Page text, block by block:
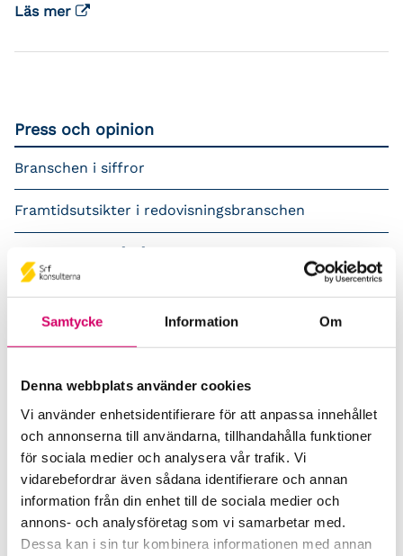
Samtycke Information Om
Denna webbplats använder cookies
Vi använder enhetsidentifierare för att anpassa innehållet
och annonserna till användarna, tillhandahålla funktioner
för sociala medier och analysera vår trafik. Vi
vidarebefordrar även sådana identifierare och annan
information från din enhet till de sociala medier och
annons- och analysföretag som vi samarbetar med.
Dessa kan i sin tur kombinera informationen med annan
Läs mer
Press och opinion
Branschen i siffror
Framtidsutsikter i redovisningsbranschen
Prenumerera på våra nyhetsbrev
Pressrum
Remisser
Samverkan med myndigheter och organisationer
Srf Fokusrapport 2024 – insikter för hållbart
företagande
Våra nyhetskanaler